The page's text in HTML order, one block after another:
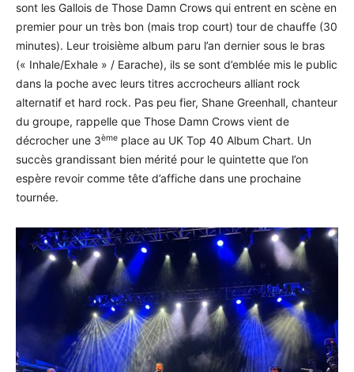
sont les Gallois de Those Damn Crows qui entrent en scène en
premier pour un très bon (mais trop court) tour de chauffe (30
minutes). Leur troisième album paru l’an dernier sous le bras
(« Inhale/Exhale » / Earache), ils se sont d’emblée mis le public
dans la poche avec leurs titres accrocheurs alliant rock
alternatif et hard rock. Pas peu fier, Shane Greenhall, chanteur
du groupe, rappelle que Those Damn Crows vient de
décrocher une 3ème place au UK Top 40 Album Chart. Un
succès grandissant bien mérité pour le quintette que l’on
espère revoir comme tête d’affiche dans une prochaine
tournée.